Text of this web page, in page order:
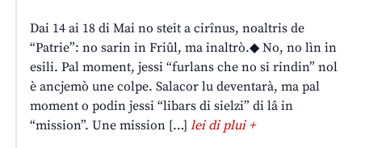
Dai 14 ai 18 di Mai no steit a cirînus, noaltris de
“Patrie”: no sarin in Friûl, ma inaltrò.◆ No, no lìn in
esili. Pal moment, jessi “furlans che no si rindin” nol
è ancjemò une colpe. Salacor lu deventarà, ma pal
moment o podin jessi “libars di sielzi” di lâ in
“mission”. Une mission […]lei di plui +